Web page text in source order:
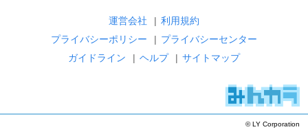
運営会社 | 利用規約
プライバシーポリシー
| プライバシーセンター
ガイドライン
| ヘルプ | サイトマップ
© LY Corporation